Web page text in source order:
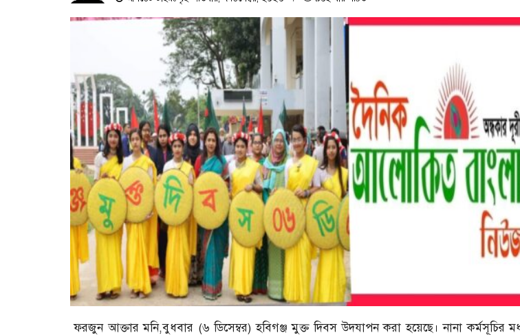
ফরজুন আক্তার মনি,বুধবার (৬ ডিসেম্বর) হবিগঞ্জ মুক্ত দিবস উদযাপন করা হয়েছে। নানা কর্মসূচির